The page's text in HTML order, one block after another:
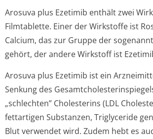
Arosuva plus Ezetimib enthält zwei
Filmtablette. Einer der Wirkstoffe ist
Calcium, das zur Gruppe der
gehört, der andere Wirkstoff ist
Arosuva plus Ezetimib ist ein
Senkung des
„schlechten” Cholesterins (LDL
fettartigen Substanzen, Triglyceride
Blut verwendet wird. Zudem hebt es